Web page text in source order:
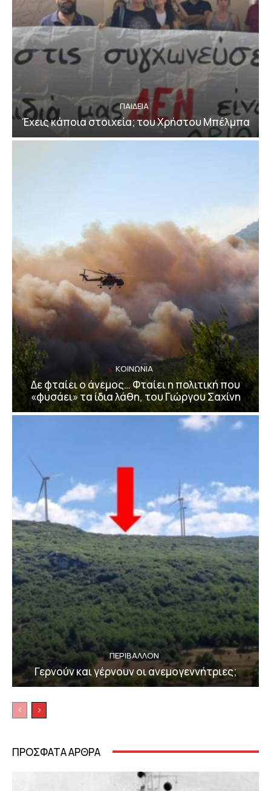
ΠΑΙΔΕΙΑ
Έχεις κάποια στοιχεία; του Χρήστου Μπέλμπα
ΚΟΙΝΩΝΙΑ
Δε φταίει ο άνεμος… Φταίει η πολιτική που
«φυσάει» τα ίδια λάθη, του Γιώργου Σαχίνη
ΠΕΡΙΒΆΛΛΟΝ
Γερνούν και γέρνουν οι ανεμογεννήτριες;
ΠΡΟΣΦΑΤΑ ΑΡΘΡΑ